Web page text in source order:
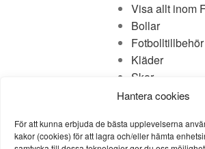
Hantera cookies
För att kunna erbjuda de bästa upplevelserna
kakor (cookies) för att lagra och/eller hämta
Visa allt inom
Bollar
Fotbolltillbehör
Kläder
Skor
Utrustning
Tillbaks till Sport
Handboll